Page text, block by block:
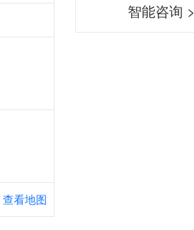
查看地图
智能咨询 >